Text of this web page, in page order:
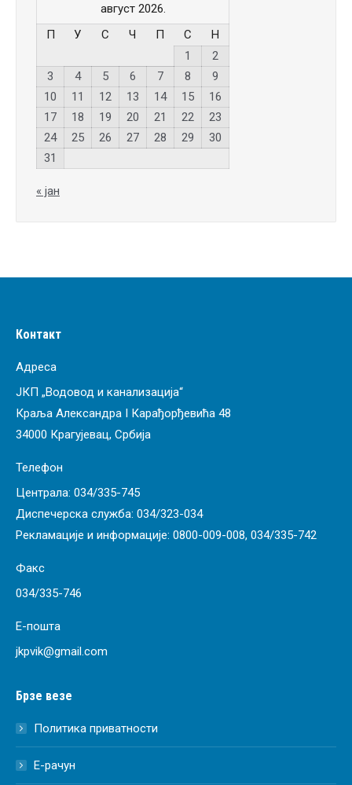
август 2026.
П
У С Ч П С
Н
1
2
3
4 5 6 7 8
9
10
11 12 13 14 15
16
17
18 19 20 21 22
23
24
25 26 27 28 29
30
31
« јан
Контакт
Адреса
ЈКП „Водовод и канализација“
Краља Александра I Карађорђевића 48
34000 Крагујевац, Србија
Телефон
Централа: 034/335-745
Диспечерска служба: 034/323-034
Рекламације и информације: 0800-009-008, 034/335-742
Факс
034/335-746
Е-пошта
jkpvik@gmail.com
Брзе везе
Политика приватности
Е-рачун